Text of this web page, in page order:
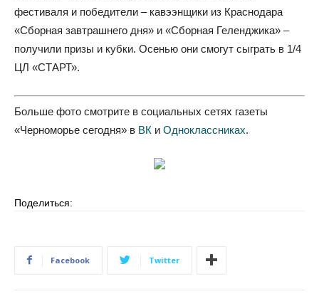
фестиваля и победители – кавээнщики из Краснодара
«Сборная завтрашнего дня» и «Сборная Геленджика» –
получили призы и кубки. Осенью они смогут сыграть в 1/4
ЦЛ «СТАРТ».
Больше фото смотрите в социальных сетях газеты
«Черноморье сегодня» в ВК и Одноклассниках.
Поделиться:
Facebook Twitter